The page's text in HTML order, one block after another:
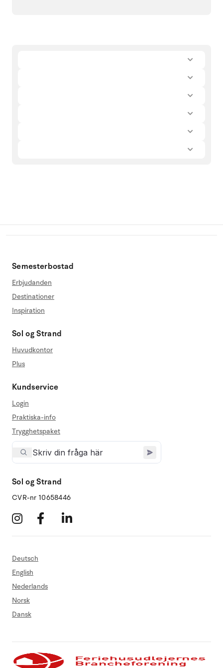
Semesterbostad
Erbjudanden
Destinationer
Inspiration
Sol og Strand
Huvudkontor
Plus
Kundservice
Login
Praktiska-info
Trygghetspaket
Sol og Strand
CVR-nr 10658446
Deutsch
English
Nederlands
Norsk
Dansk